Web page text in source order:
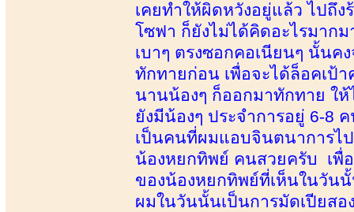
เคยทำให้ผิดหวังอยู่แล้ว ไปถึ
โซฟา ก็ยังไม่ได้คิดอะไรมาก
เบาๆ ตรงซอกคอเนียนๆ นั้นค
ทักทายก่อน เพื่อจะได้ล็อคเป้
นานน้องๆ ก็ออกมาทักทาย ใ
ยังมีน้องๆ ประจำการอยู่ 6-8
เป็นคนที่ผมแอบจินตนาการไ
น้องหยกทิพย์ คนสวยครับ เพื่
ของน้องหยกทิพย์ที่เห็นในวัน
ผมในวันนั้นเป็นการมัดเปียสอ